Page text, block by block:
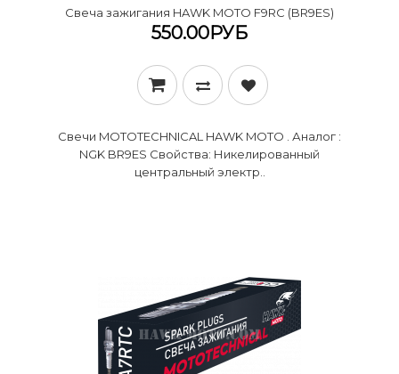
Cвеча зажигания HAWK MOTO F9RC (BR9ES)
550.00РУБ
Свечи MOTOTECHNICAL HAWK MOTO . Аналог :
NGK BR9ES Свойства: Никелированный
центральный электр..